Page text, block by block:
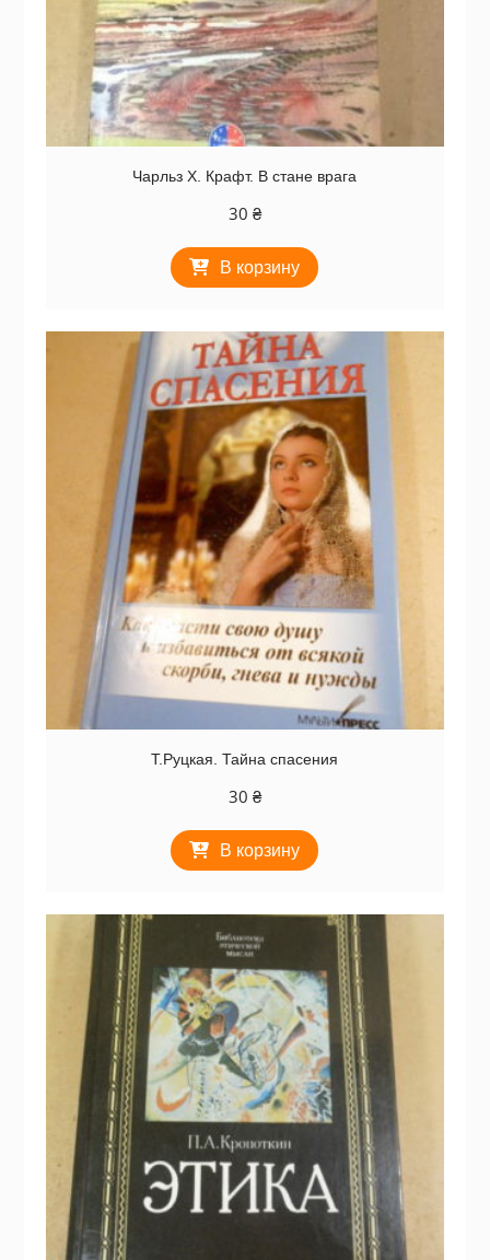
Чарльз Х. Крафт. В стане врага
30 ₴
В корзину
Т.Руцкая. Тайна спасения
30 ₴
В корзину